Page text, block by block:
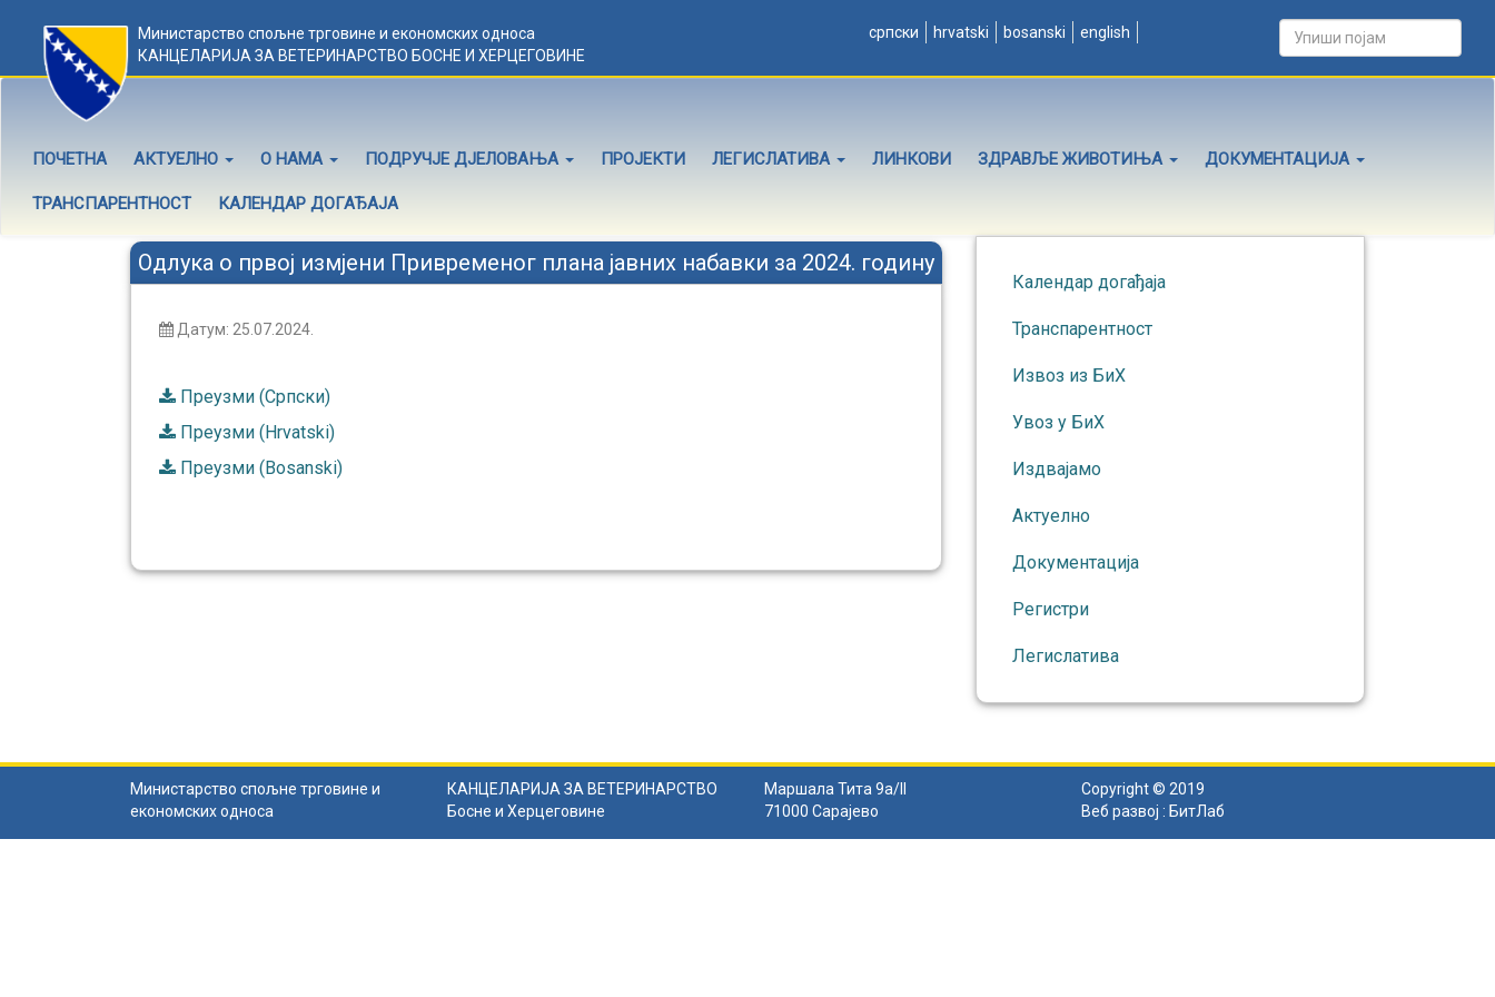
Министарство спољне трговине и економских односа
КАНЦЕЛАРИЈА ЗА ВЕТЕРИНАРСТВО БОСНЕ И ХЕРЦЕГОВИНЕ
српски hrvatski bosanski english
ПОЧЕТНА АКТУЕЛНО О НАМА ПОДРУЧЈЕ ДЈЕЛОВАЊА ПРОЈЕКТИ ЛЕГИСЛАТИВА ЛИНКОВИ ЗДРАВЉЕ ЖИВОТИЊА ДОКУМЕНТАЦИЈА
ТРАНСПАРЕНТНОСТ КАЛЕНДАР ДОГАЂАЈА
Одлука о првој измјени Привременог плана јавних набавки за 2024. годину
Датум: 25.07.2024.
Преузми (Српски)
Преузми (Hrvatski)
Преузми (Bosanski)
Календар догађаја
Транспарентност
Извоз из БиХ
Увоз у БиХ
Издвајамо
Актуелно
Документација
Регистри
Легислатива
Министарство спољне трговине и
економских односа
КАНЦЕЛАРИЈА ЗА ВЕТЕРИНАРСТВО
Босне и Херцеговине
Маршала Тита 9а/II
71000 Сарајево
Copyright © 2019
Веб развој : БитЛаб